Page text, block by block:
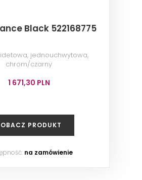
Black 522168775
jednouchwytowa,
chrom/czarny
1 671,30 PLN
PRODUKT
na zamówienie